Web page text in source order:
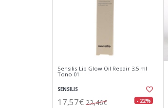
Sensilis Lip Glow Oil Repair 3,5 ml
Tono 01
SENSILIS
17,57€ 22,46€ - 22%